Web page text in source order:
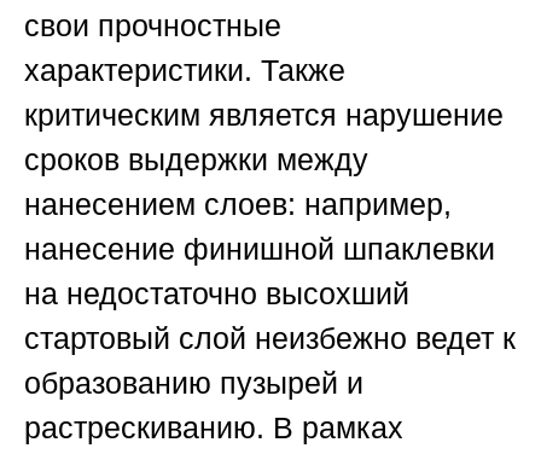
свои прочностные
характеристики. Также
критическим является нарушение
сроков выдержки между
нанесением слоев: например,
нанесение финишной шпаклевки
на недостаточно высохший
стартовый слой неизбежно ведет к
образованию пузырей и
растрескиванию. В рамках